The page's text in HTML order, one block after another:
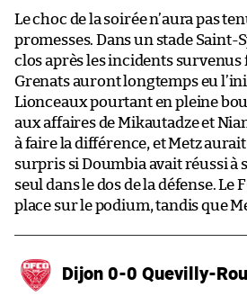
Le choc de la soirée n’aura pas
promesses. Dans un stade Saint-
clos après les incidents survenus
Grenats auront longtemps eu
Lionceaux pourtant en pleine
aux affaires de Mikautadze et
à faire la différence, et Metz
surpris si Doumbia avait réussi à
seul dans le dos de la défense. Le
place sur le podium, tandis que
Dijon 0-0 Quevilly-